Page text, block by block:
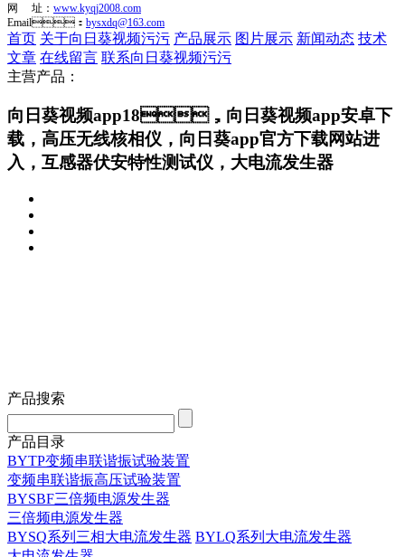
网 址： www.kyqj2008.com
Email： bysxdq@163.com
首页 关于向日葵视频污污 产品展示 图片展示 新闻动态 技术
文章 在线留言 联系向日葵视频污污
主营产品：
向日葵视频app18，向日葵视频app安卓下
载，高压无线核相仪，向日葵app官方下载网站进
入，互感器伏安特性测试仪，大电流发生器
产品搜索
产品目录
BYTP变频串联谐振试验装置
变频串联谐振高压试验装置
BYSBF三倍频电源发生器
三倍频电源发生器
BYSQ系列三相大电流发生器 BYLQ系列大电流发生器